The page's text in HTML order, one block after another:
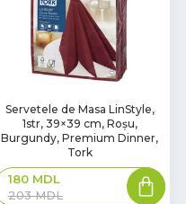
Servetele de Masa LinStyle,
1str, 39×39 cm, Roșu,
Burgundy, Premium Dinner,
Tork
203MDL
180 MDL